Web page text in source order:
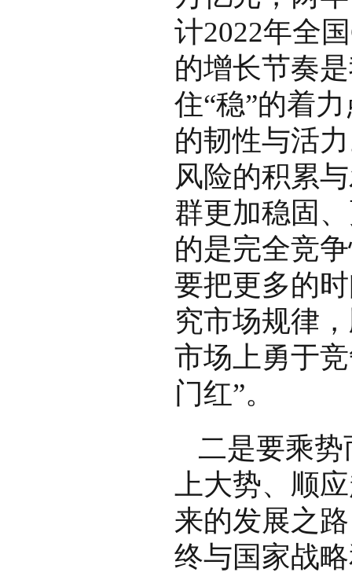
计2022年全
的增长节奏
住“稳”的着
的韧性与活
风险的积累
群更加稳固
的是完全竞
要把更多的
究市场规律
市场上勇于
门红”。
二是要乘
上大势、顺
来的发展之
终与国家战